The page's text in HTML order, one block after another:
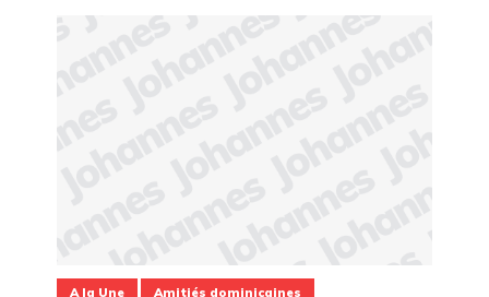
A la Une Amitiés dominicaines